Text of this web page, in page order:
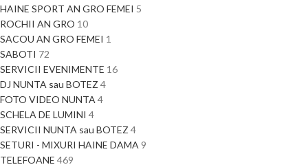
HAINE SPORT AN GRO FEMEI 5
ROCHII AN GRO 10
SACOU AN GRO FEMEI 1
SABOTI 72
SERVICII EVENIMENTE 16
DJ NUNTA sau BOTEZ 4
FOTO VIDEO NUNTA 4
SCHELA DE LUMINI 4
SERVICII NUNTA sau BOTEZ 4
SETURI - MIXURI HAINE DAMA 9
TELEFOANE 469